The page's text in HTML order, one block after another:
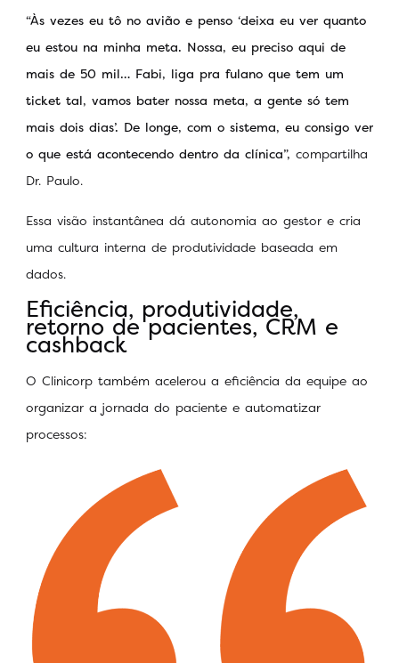
“Às vezes eu tô no avião e penso ‘deixa eu ver quanto
eu estou na minha meta. Nossa, eu preciso aqui de
mais de 50 mil… Fabi, liga pra fulano que tem um
ticket tal, vamos bater nossa meta, a gente só tem
mais dois dias’. De longe, com o sistema, eu consigo ver
o que está acontecendo dentro da clínica”, compartilha
Dr. Paulo.
Essa visão instantânea dá autonomia ao gestor e cria
uma cultura interna de produtividade baseada em
dados.
Eficiência, produtividade,
retorno de pacientes, CRM e
cashback
O Clinicorp também acelerou a eficiência da equipe ao
organizar a jornada do paciente e automatizar
processos: